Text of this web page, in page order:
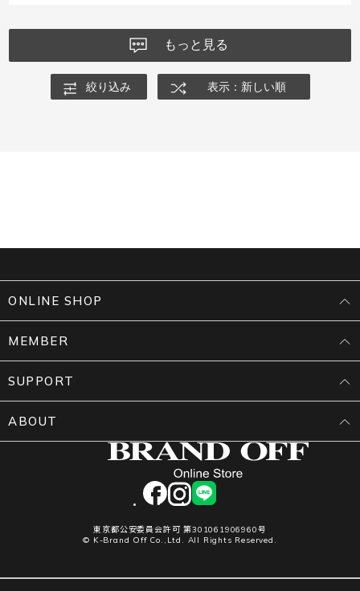
もっと見る
絞り込み 表示：新しい順
facebookinstagram
LINE
東京都公安委員会許可 第301061906960号
© K-Brand Off Co.,Ltd. All Rights Reserved.
ONLINE SHOP
MEMBER
SUPPORT
ABOUT